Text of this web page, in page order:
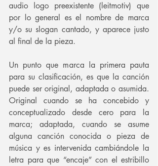
audio logo preexistente (leitmotiv) que
por lo general es el nombre de marca
y/o su slogan cantado, y aparece justo
al final de la pieza.
Un punto que marca la primera pauta
para su clasificación, es que la canción
puede ser original, adaptada o asumida.
Original cuando se ha concebido y
conceptualizado desde cero para la
marca; adaptada, cuando se asume
alguna canción conocida o pieza de
música y es intervenida cambiándole la
letra para que “encaje” con el estribillo